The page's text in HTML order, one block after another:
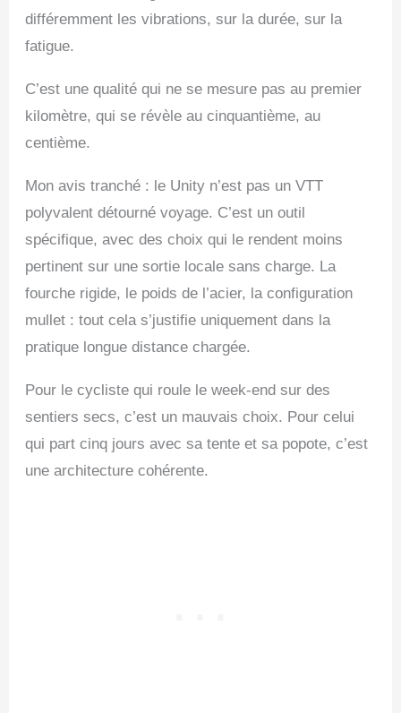
différemment les vibrations, sur la durée, sur la
fatigue.
C’est une qualité qui ne se mesure pas au premier
kilomètre, qui se révèle au cinquantième, au
centième.
Mon avis tranché : le Unity n’est pas un VTT
polyvalent détourné voyage. C’est un outil
spécifique, avec des choix qui le rendent moins
pertinent sur une sortie locale sans charge. La
fourche rigide, le poids de l’acier, la configuration
mullet : tout cela s’justifie uniquement dans la
pratique longue distance chargée.
Pour le cycliste qui roule le week-end sur des
sentiers secs, c’est un mauvais choix. Pour celui
qui part cinq jours avec sa tente et sa popote, c’est
une architecture cohérente.